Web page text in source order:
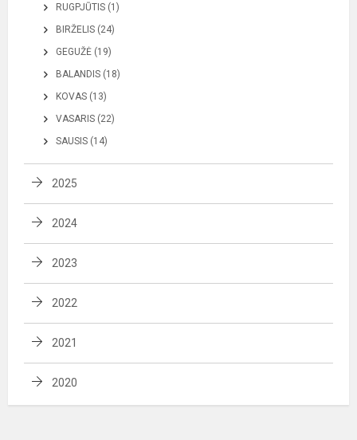
RUGPJŪTIS (1)
BIRŽELIS (24)
GEGUŽĖ (19)
BALANDIS (18)
KOVAS (13)
VASARIS (22)
SAUSIS (14)
2025
2024
2023
2022
2021
2020